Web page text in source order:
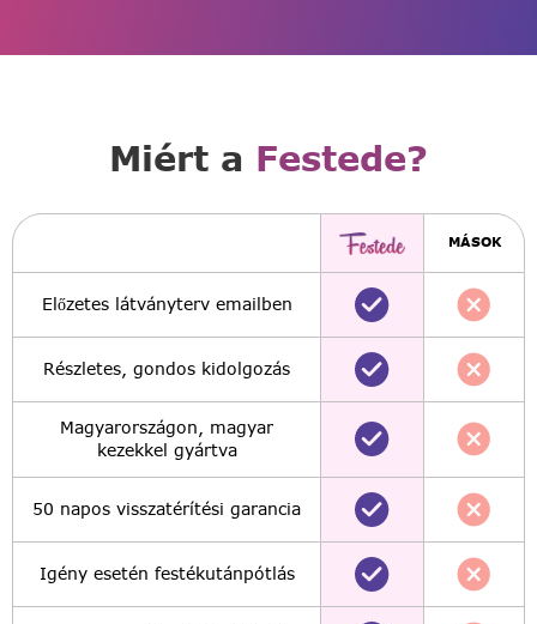
Miért a Festede?
MÁSOK
Előzetes látványterv emailben
Részletes, gondos kidolgozás
Magyarországon, magyar
kezekkel gyártva
50 napos visszatérítési garancia
Igény esetén festékutánpótlás